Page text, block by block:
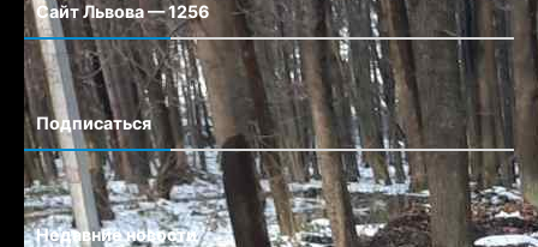
Сайт Львова — 1256
Сайт города Львова
Подписаться
Недавние новости